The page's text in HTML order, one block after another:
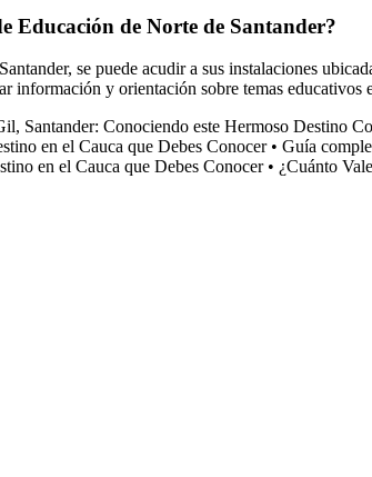
Educación de Norte de Santander?
se puede acudir a sus instalaciones
información y orientación sobre temas educativos
Santander: Conociendo este Hermoso Destino
en el Cauca que Debes Conocer• Guía
en el Cauca que Debes Conocer• ¿Cuánto